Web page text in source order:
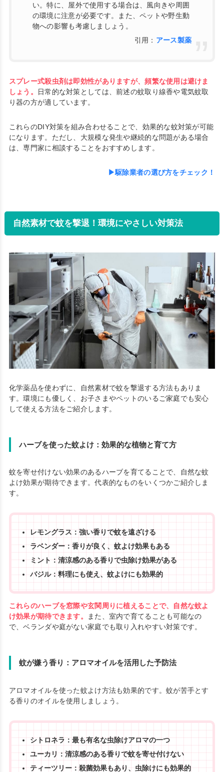
い。特に、屋外で使用する場合は、風向きや周囲
の環境に注意が必要です。また、ペットや野生動
物への影響も考慮しましょう。
引用： アース製薬
スプレー式殺虫剤は即効性がありますが、頻繁な使用は避けま
しょう。
日常的な対策としては、前述の蚊取り線香や電気蚊取
り器の方が適しています。
これらのDIY対策を組み合わせることで、効果的な蚊対策が可能
になります。ただし、大規模な発生や継続的な問題がある場合
は、専門家に相談することをおすすめします。
▶駆除業者の選び方をチェック！
自然素材で蚊を撃退！環境にやさしい対策法
化学薬品を使わずに、自然素材で蚊を撃退する方法もありま
す。環境にも優しく、お子さまやペットのいるご家庭でも安心
して使える方法をご紹介します。
ハーブを使った蚊よけ：効果的な植物と育て方
蚊を寄せ付けない効果のあるハーブを育てることで、自然な蚊
よけ効果が期待できます。代表的なものをいくつかご紹介しま
す。
レモングラス：強い香りで蚊を遠ざける
ラベンダー：香りが良く、蚊よけ効果もある
ミント：清涼感のある香りで虫除け効果がある
バジル：料理にも使え、蚊よけにも効果的
これらのハーブを窓際や玄関周りに植えることで、自然な蚊よ
け効果が期待できます。
また、室内で育てることも可能なの
で、ベランダや庭がない家庭でも取り入れやすい対策です。
蚊が嫌う香り：アロマオイルを活用した予防法
アロマオイルを使った蚊よけ方法も効果的です。蚊が苦手とす
る香りのオイルを使用しましょう。
シトロネラ：最も有名な虫除けアロマの一つ
ユーカリ：清涼感のある香りで蚊を寄せ付けない
ティーツリー：殺菌効果もあり、虫除けにも効果的